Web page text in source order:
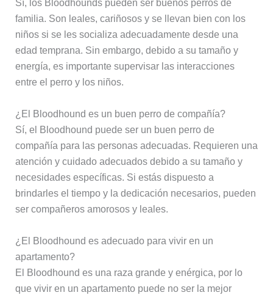
Sí, los Bloodhounds pueden ser buenos perros de
familia. Son leales, cariñosos y se llevan bien con los
niños si se les socializa adecuadamente desde una
edad temprana. Sin embargo, debido a su tamaño y
energía, es importante supervisar las interacciones
entre el perro y los niños.
¿El Bloodhound es un buen perro de compañía?
Sí, el Bloodhound puede ser un buen perro de
compañía para las personas adecuadas. Requieren una
atención y cuidado adecuados debido a su tamaño y
necesidades específicas. Si estás dispuesto a
brindarles el tiempo y la dedicación necesarios, pueden
ser compañeros amorosos y leales.
¿El Bloodhound es adecuado para vivir en un
apartamento?
El Bloodhound es una raza grande y enérgica, por lo
que vivir en un apartamento puede no ser la mejor